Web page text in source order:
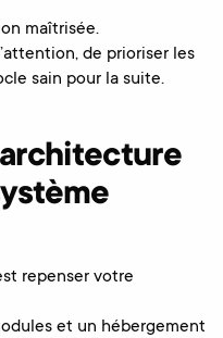
maîtrisée.
de prioriser les
sain pour la suite.
repenser votre
et un hébergement